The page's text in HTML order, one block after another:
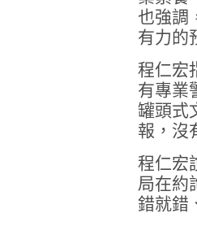
也強調
有力的
程仁宏
有專業
罐頭式
報，沒
程仁宏
局在約
錯就錯